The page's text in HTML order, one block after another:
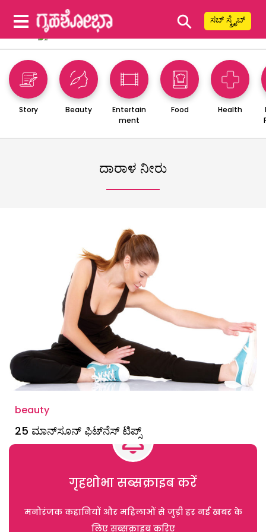
⚲ ಸಬ್ ಸ್ಕ್ರೈಬ್
Story Beauty
Entertain
ment
Food Health
ದಾರಾಳ ನೀರು
beauty
25 ಮಾನ್‌ಸೂನ್‌ ಫಿಟ್‌ನೆಸ್‌ ಟಿಪ್ಸ್
गृहशोभा सब्सक्राइब करें
मनोरंजक कहानियों और महिलाओं से जुड़ी हर नई खबर के
लिए सब्सक्राइब करिए